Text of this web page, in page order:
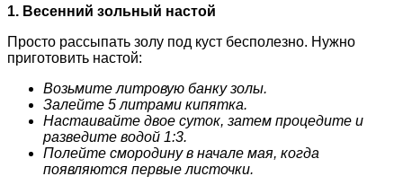
1. Весенний зольный настой
Просто рассыпать золу под куст бесполезно. Нужно
приготовить настой:
Возьмите литровую банку золы.
Залейте 5 литрами кипятка.
Настаивайте двое суток, затем процедите и
разведите водой 1:3.
Полейте смородину в начале мая, когда
появляются первые листочки.